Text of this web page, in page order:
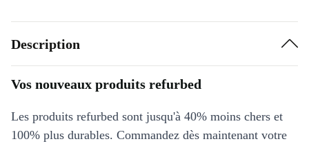
Description
Vos nouveaux produits refurbed
Les produits refurbed sont jusqu'à 40% moins chers et
100% plus durables. Commandez dès maintenant votre